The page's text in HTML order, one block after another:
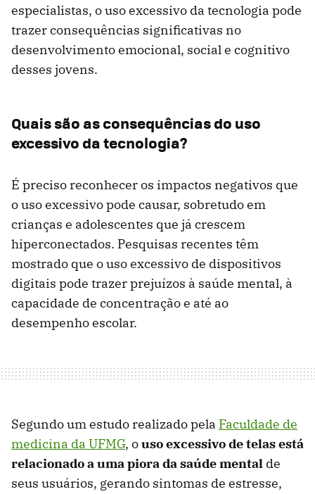
especialistas, o uso excessivo da tecnologia pode
trazer consequências significativas no
desenvolvimento emocional, social e cognitivo
desses jovens.
Quais são as consequências do uso
excessivo da tecnologia?
É preciso reconhecer os impactos negativos que
o uso excessivo pode causar, sobretudo em
crianças e adolescentes que já crescem
hiperconectados. Pesquisas recentes têm
mostrado que o uso excessivo de dispositivos
digitais pode trazer prejuízos à saúde mental, à
capacidade de concentração e até ao
desempenho escolar.
Segundo um estudo realizado pela Faculdade de
medicina da UFMG, ouso excessivo de telas está
relacionado a uma piora da saúde mental de
seus usuários, gerando sintomas de estresse,